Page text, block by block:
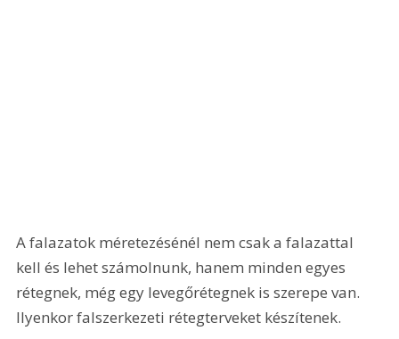
A falazatok méretezésénél nem csak a falazattal
kell és lehet számolnunk, hanem minden egyes
rétegnek, még egy levegőrétegnek is szerepe van.
Ilyenkor falszerkezeti rétegterveket készítenek.